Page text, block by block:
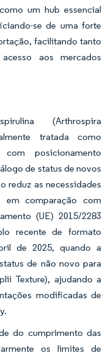
um hub essencial
se de uma forte
facilitando tanto
aos mercados
(Arthrospira
tratada como
posicionamento
de status de novos
reduz as necessidades
em comparação com
(UE) 2015/2283
recente de formato
de 2025, quando a
de não novo para
Texture), ajudando a
modificadas de
do cumprimento das
os limites de